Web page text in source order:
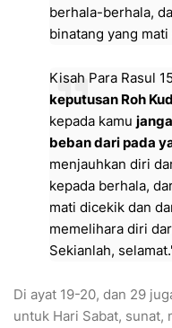
berhala-berhala,
binatang yang
Kisah Para Rasul
keputusan Roh
kepada kamu
beban dari pada
menjauhkan diri
kepada berhala,
mati dicekik dan
memelihara diri
Sekianlah,
Di ayat 19-20, dan 29
untuk Hari Sabat, sunat,